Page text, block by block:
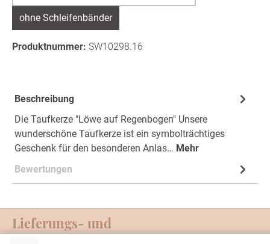
ohne Schleifenbänder
Produktnummer: SW10298.16
Beschreibung
Die Taufkerze "Löwe auf Regenbogen" Unsere
wunderschöne Taufkerze ist ein symbolträchtiges
Geschenk für den besonderen Anlas… Mehr
Bewertungen
Lieferungs- und